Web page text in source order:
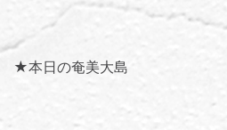
★本日の奄美大島